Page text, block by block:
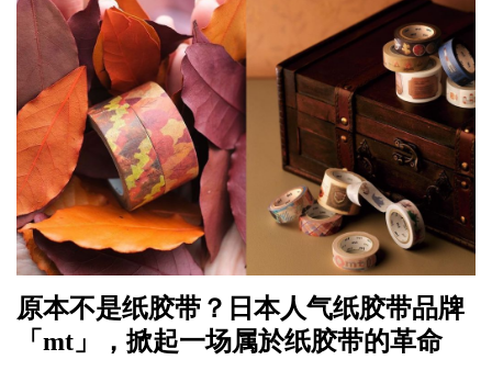
原本不是纸胶带？日本人气纸胶带品牌
「mt」，掀起一场属於纸胶带的革命